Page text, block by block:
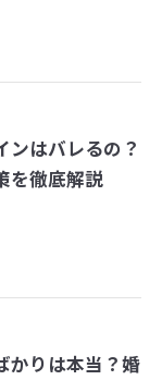
ンはバレるの？
を徹底解説
かりは本当？婚